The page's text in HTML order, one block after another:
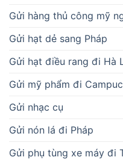
Gửi hàng thủ công mỹ
Gửi hạt dẻ sang Pháp
Gửi hạt điều rang đi Hà
Gửi mỹ phẩm đi
Gửi nhạc cụ
Gửi nón lá đi Pháp
Gửi phụ tùng xe máy đi